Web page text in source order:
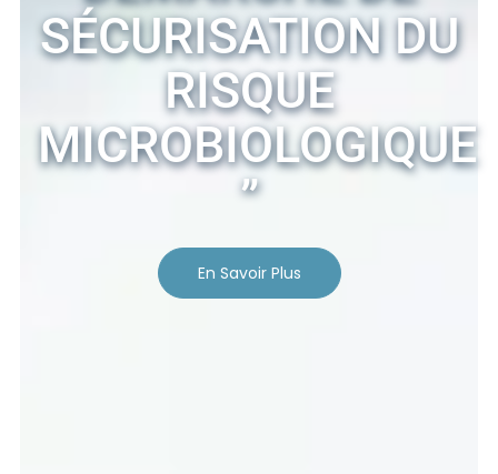
SÉCURISATION DU
RISQUE
MICROBIOLOGIQUE
”
En Savoir Plus